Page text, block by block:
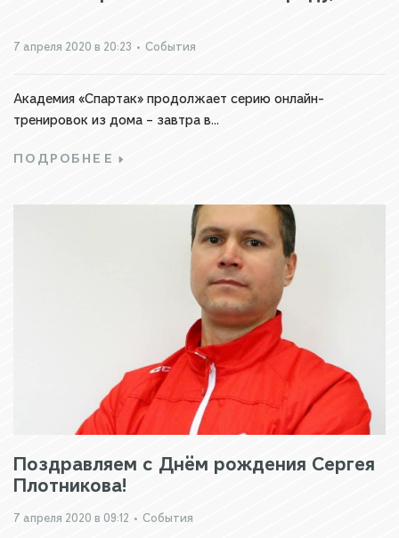
7 апреля 2020 в 20:23 • События
Академия «Спартак» продолжает серию онлайн-
тренировок из дома – завтра в...
ПОДРОБНЕЕ
Поздравляем с Днём рождения Сергея
Плотникова!
7 апреля 2020 в 09:12 • События